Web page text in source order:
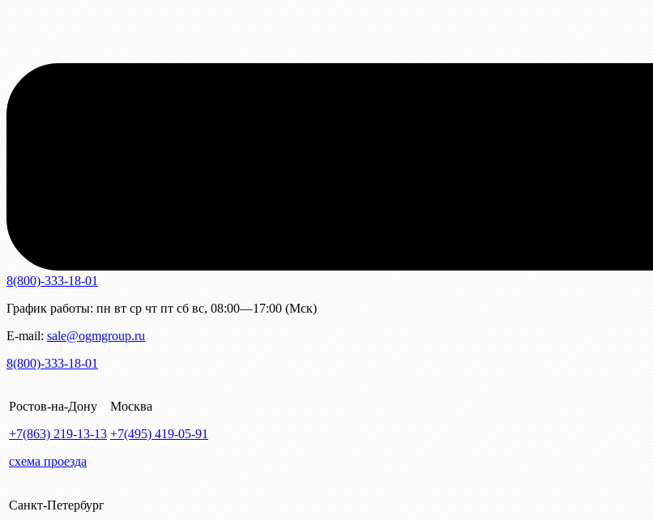
8(800)-333-18-01
График работы: пн вт ср чт пт сб вс, 08:00—17:00 (Мск)
E-mail: sale@ogmgroup.ru
8(800)-333-18-01
Ростов-на-Дону
+7(863) 219-13-13
схема проезда
Москва
+7(495) 419-05-91
Санкт-Петербург